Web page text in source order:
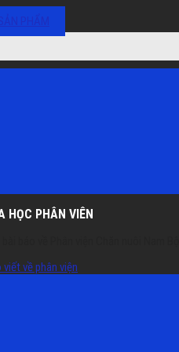
HỌC PHÂN VIÊN
về phân viện